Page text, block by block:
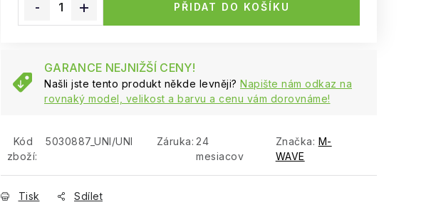
PŘIDAT DO KOŠÍKU
GARANCE NEJNIŽŠÍ CENY!
Našli jste tento produkt někde levněji? Napište nám odkaz na
rovnaký model, velikost a barvu a cenu vám dorovnáme!
Kód
zboží:
5030887_UNI/UNI Záruka: 24
mesiacov
Značka: M-
WAVE
Tisk Sdílet